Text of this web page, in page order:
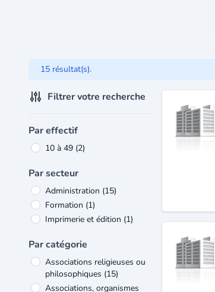
15 résultat(s).
Filtrer votre recherche
Par effectif
10 à 49 (2)
Par secteur
Administration (15)
Formation (1)
Imprimerie et édition (1)
Par catégorie
Associations religieuses ou
philosophiques (15)
Associations, organismes